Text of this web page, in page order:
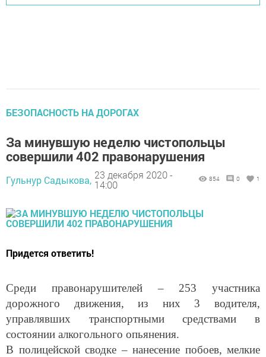
БЕЗОПАСНОСТЬ НА ДОРОГАХ
За минувшую неделю чистопольцы
совершили 402 правонарушения
Гульнур Садыкова, 23 декабря 2020 -
14:00
854 0 1
Придется ответить!
Среди правонарушителей – 253 участника
дорожного движения, из них 3 водителя,
управлявших транспортными средствами в
состоянии алкогольного опьянения.
В полицейской сводке – нанесение побоев, мелкие